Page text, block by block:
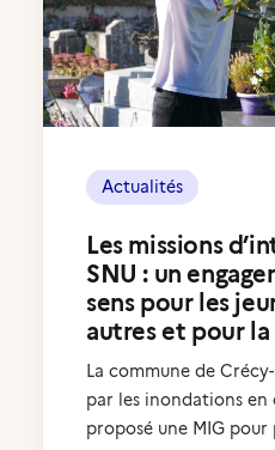
Actualités
Les missions
SNU : un
sens pour les
autres et pour
La commune de
par les inondations en
proposé une MIG